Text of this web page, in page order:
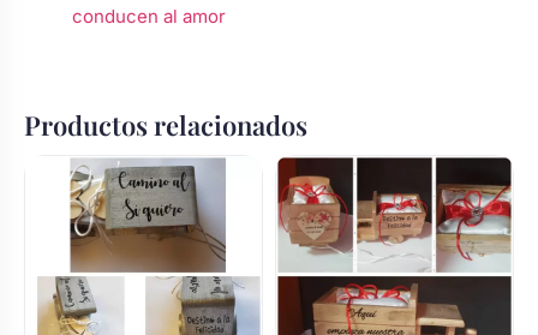
conducen al amor
Productos relacionados